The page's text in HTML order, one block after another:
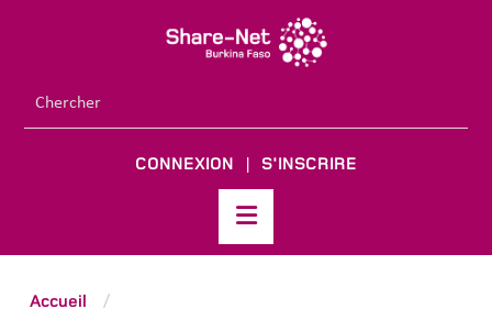
CONNEXION S'INSCRIRE
Accueil /